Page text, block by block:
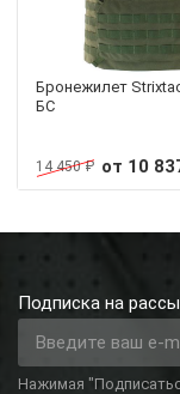
Бронежилет
БС
14 450 ₽ от 10
Подписка на
Нажимая